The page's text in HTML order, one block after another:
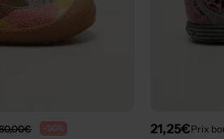
-50% 21,25€Prix